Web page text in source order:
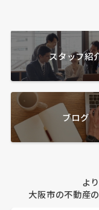
スタッフ紹
ブログ
よ
大阪市の不動産